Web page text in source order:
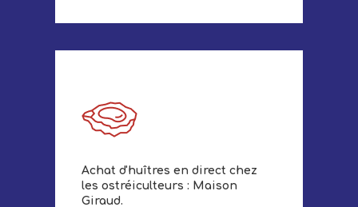
Achat d'huîtres en direct chez
les ostréiculteurs : Maison
Giraud.